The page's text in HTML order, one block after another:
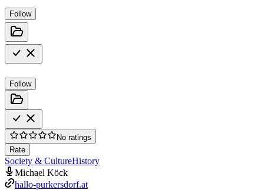
Follow
Follow
No ratings
Rate
Society & CultureHistory
Michael Köck
hallo-purkersdorf.at